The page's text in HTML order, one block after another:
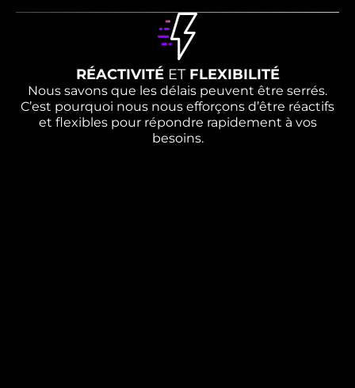
RÉACTIVITÉET FLEXIBILITÉ
Nous savons que les délais peuvent être serrés.
C’est pourquoi nous nous efforçons d’être réactifs
et flexibles pour répondre rapidement à vos
besoins.